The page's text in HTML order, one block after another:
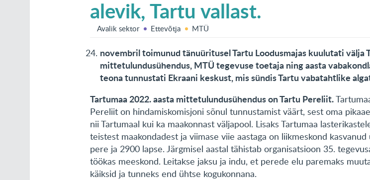
alevik, Tartu vallast.
Avalik sektor Ettevõtja MTÜ
novembril toimunud tänuüritusel Tartu Loodusmajas kuulutati välja
mittetulundusühendus, MTÜ tegevuse toetaja ning aasta
teona tunnustati Ekraani keskust, mis sündis Tartu vabatahtlike
Tartumaa 2022. aasta mittetulundusühendus on Tartu Pereliit.
Pereliit on hindamiskomisjoni sõnul tunnustamist väärt, sest oma
nii Tartumaal kui ka maakonnast väljapool. Lisaks Tartumaa
teistest maakondadest ja viimase viie aastaga on liikmeskond
pere ja 2900 lapse. Järgmisel aastal tähistab organisatsioon 35.
töökas meeskond. Leitakse jaksu ja indu, et perede elu paremaks
käiksid ja tunneks end ühtse kogukonnana.